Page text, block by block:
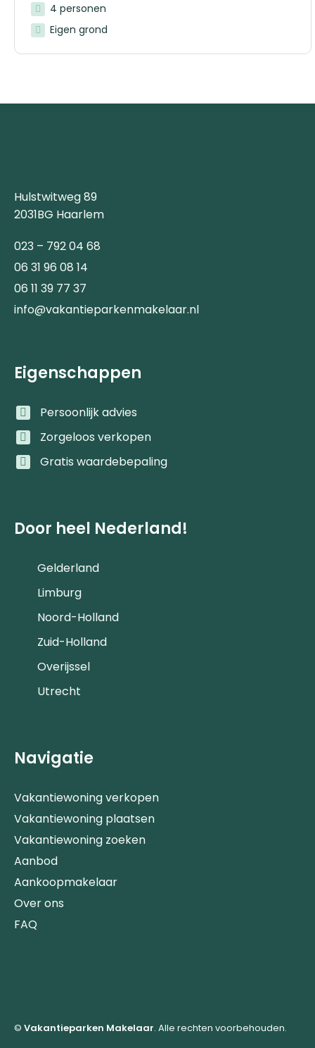
4 personen
Eigen grond
Hulstwitweg 89
2031BG Haarlem
023 – 792 04 68
06 31 96 08 14
06 11 39 77 37
info@vakantieparkenmakelaar.nl
Eigenschappen
Persoonlijk advies
Zorgeloos verkopen
Gratis waardebepaling
Door heel Nederland!
Gelderland
Limburg
Noord-Holland
Zuid-Holland
Overijssel
Utrecht
Navigatie
Vakantiewoning verkopen
Vakantiewoning plaatsen
Vakantiewoning zoeken
Aanbod
Aankoopmakelaar
Over ons
FAQ
© Vakantieparken Makelaar. Alle rechten voorbehouden.